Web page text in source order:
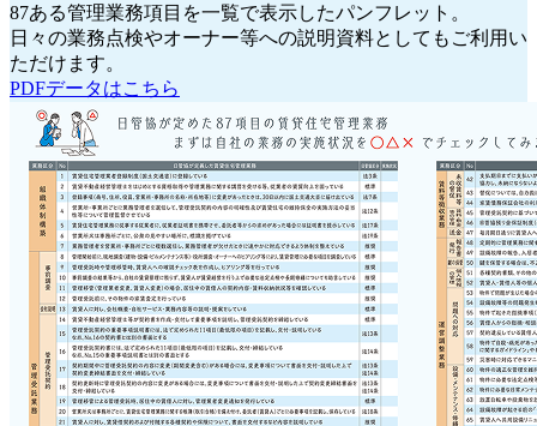
87ある管理業務項目を一覧で表示したパンフレット。
日々の業務点検やオーナー等への説明資料としてもご利用い
ただけます。
PDFデータはこちら